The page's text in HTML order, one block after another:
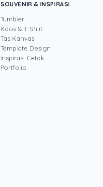
satu dekade di bidang
pengembangan
Sebagai Head of
hari mendampingi
solusi cetak yang tepat,
dan banner untuk
hingga kemasan produk
dari pengalaman
bagaimana materi
menutup lebih banyak
secara berkelanjutan.
semua penulis
SOUVENIR & INSPIRASI
Tumbler
Kaos & T-Shirt
Tas Kanvas
Template Design
Inspirasi Cetak
Portfolio